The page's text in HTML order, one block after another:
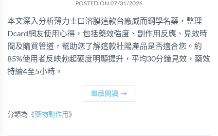
POSTED ON 07/31/2026
本文深入分析薄力士口溶膜這款台廠威而鋼學名藥，整理
Dcard網友使用心得，包括藥效強度、副作用反應、見效時
間及購買管道，幫助您了解這款壯陽產品是否適合您。約
85%使用者反映勃起硬度明顯提升，平均30分鐘見效，藥效
持續4至5小時。
繼續閱讀 →
分類為《藥物副作用 》